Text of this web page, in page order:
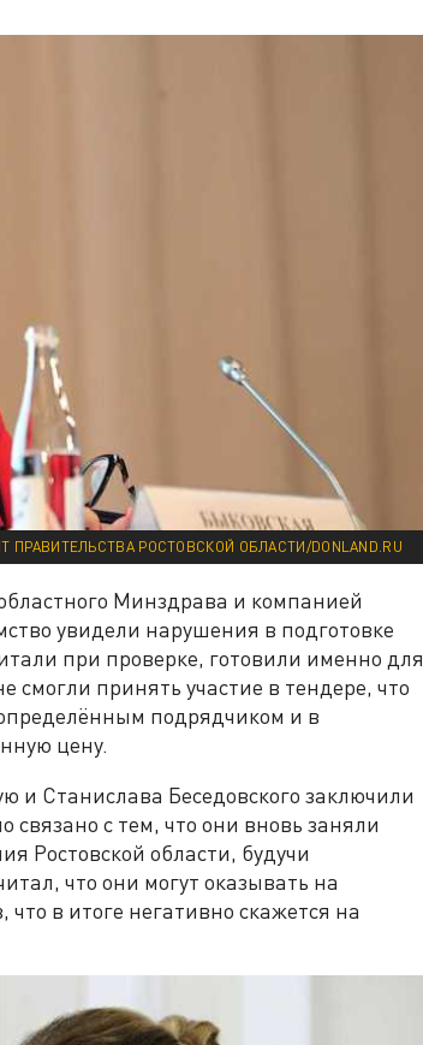
ПРАВИТЕЛЬСТВА РОСТОВСКОЙ ОБЛАСТИ/DONLAND.RU
Минздрава и компанией
увидели нарушения в подготовке
при проверке, готовили именно для
смогли принять участие в тендере, что
подрядчиком и в
цену.
и Станислава Беседовского заключили
с тем, что они вновь заняли
Ростовской области, будучи
что они могут оказывать на
в итоге негативно скажется на